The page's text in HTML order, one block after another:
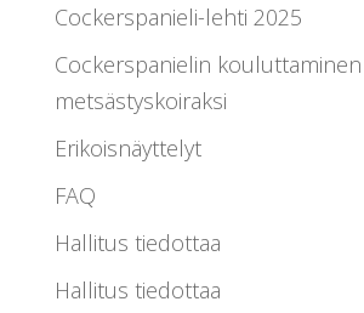
Cockerspanieli-lehti 2025
Cockerspanielin kouluttaminen
metsästyskoiraksi
Erikoisnäyttelyt
FAQ
Hallitus tiedottaa
Hallitus tiedottaa